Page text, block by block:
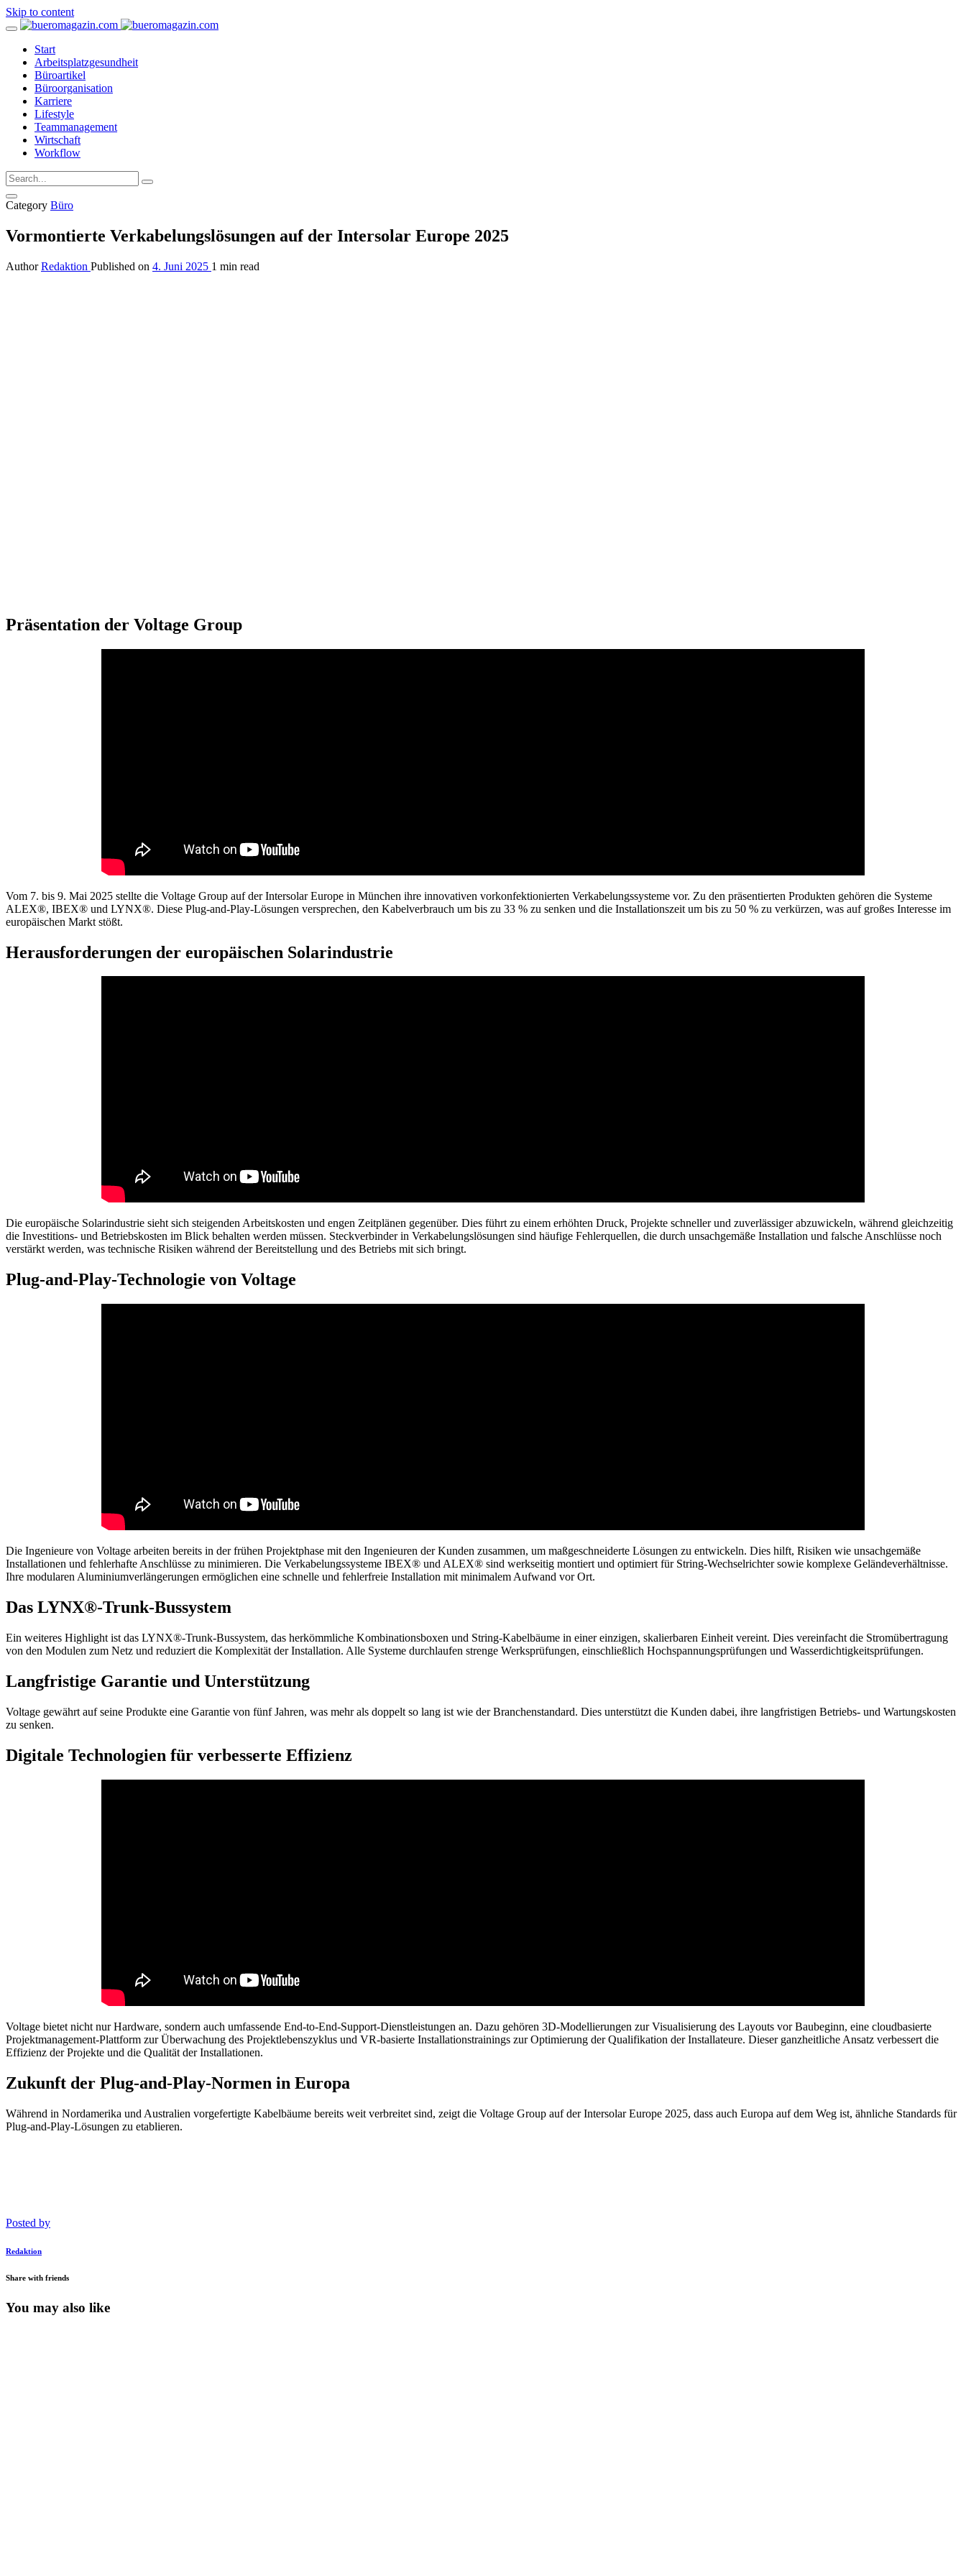
Skip to content
Start
Arbeitsplatzgesundheit
Büroartikel
Büroorganisation
Karriere
Lifestyle
Teammanagement
Wirtschaft
Workflow
Category Büro
Vormontierte Verkabelungslösungen auf der Intersolar Europe 2025
Author Redaktion Published on 4. Juni 2025 1 min read
Präsentation der Voltage Group
Vom 7. bis 9. Mai 2025 stellte die Voltage Group auf der Intersolar Europe in München ihre innovativen vorkonfektionierten Verkabelungssysteme vor. Zu den präsentierten Produkten gehören die Systeme
ALEX®, IBEX® und LYNX®. Diese Plug-and-Play-Lösungen versprechen, den Kabelverbrauch um bis zu 33 % zu senken und die Installationszeit um bis zu 50 % zu verkürzen, was auf großes Interesse im
europäischen Markt stößt.
Herausforderungen der europäischen Solarindustrie
Die europäische Solarindustrie sieht sich steigenden Arbeitskosten und engen Zeitplänen gegenüber. Dies führt zu einem erhöhten Druck, Projekte schneller und zuverlässiger abzuwickeln, während gleichzeitig
die Investitions- und Betriebskosten im Blick behalten werden müssen. Steckverbinder in Verkabelungslösungen sind häufige Fehlerquellen, die durch unsachgemäße Installation und falsche Anschlüsse noch
verstärkt werden, was technische Risiken während der Bereitstellung und des Betriebs mit sich bringt.
Plug-and-Play-Technologie von Voltage
Die Ingenieure von Voltage arbeiten bereits in der frühen Projektphase mit den Ingenieuren der Kunden zusammen, um maßgeschneiderte Lösungen zu entwickeln. Dies hilft, Risiken wie unsachgemäße
Installationen und fehlerhafte Anschlüsse zu minimieren. Die Verkabelungssysteme IBEX® und ALEX® sind werkseitig montiert und optimiert für String-Wechselrichter sowie komplexe Geländeverhältnisse.
Ihre modularen Aluminiumverlängerungen ermöglichen eine schnelle und fehlerfreie Installation mit minimalem Aufwand vor Ort.
Das LYNX®-Trunk-Bussystem
Ein weiteres Highlight ist das LYNX®-Trunk-Bussystem, das herkömmliche Kombinationsboxen und String-Kabelbäume in einer einzigen, skalierbaren Einheit vereint. Dies vereinfacht die Stromübertragung
von den Modulen zum Netz und reduziert die Komplexität der Installation. Alle Systeme durchlaufen strenge Werksprüfungen, einschließlich Hochspannungsprüfungen und Wasserdichtigkeitsprüfungen.
Langfristige Garantie und Unterstützung
Voltage gewährt auf seine Produkte eine Garantie von fünf Jahren, was mehr als doppelt so lang ist wie der Branchenstandard. Dies unterstützt die Kunden dabei, ihre langfristigen Betriebs- und Wartungskosten
zu senken.
Digitale Technologien für verbesserte Effizienz
Voltage bietet nicht nur Hardware, sondern auch umfassende End-to-End-Support-Dienstleistungen an. Dazu gehören 3D-Modellierungen zur Visualisierung des Layouts vor Baubeginn, eine cloudbasierte
Projektmanagement-Plattform zur Überwachung des Projektlebenszyklus und VR-basierte Installationstrainings zur Optimierung der Qualifikation der Installateure. Dieser ganzheitliche Ansatz verbessert die
Effizienz der Projekte und die Qualität der Installationen.
Zukunft der Plug-and-Play-Normen in Europa
Während in Nordamerika und Australien vorgefertigte Kabelbäume bereits weit verbreitet sind, zeigt die Voltage Group auf der Intersolar Europe 2025, dass auch Europa auf dem Weg ist, ähnliche Standards für
Plug-and-Play-Lösungen zu etablieren.
Posted by
Redaktion
Share with friends
You may also like